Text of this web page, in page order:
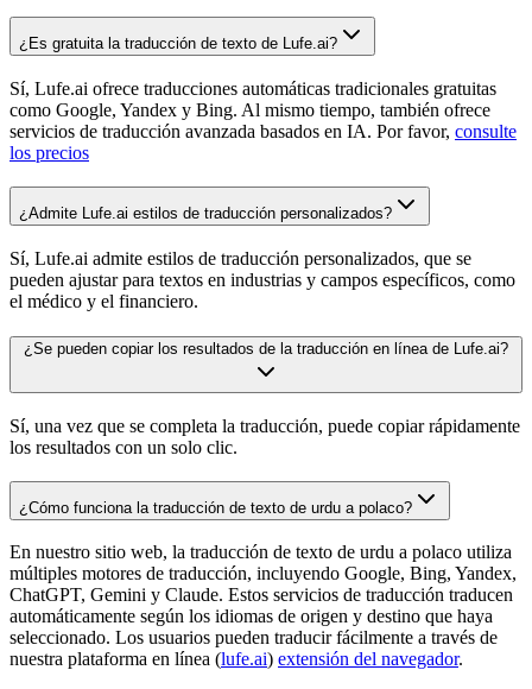
¿Es gratuita la traducción de texto de Lufe.ai?
Sí, Lufe.ai ofrece traducciones automáticas tradicionales gratuitas
como Google, Yandex y Bing. Al mismo tiempo, también ofrece
servicios de traducción avanzada basados en IA. Por favor, consulte
los precios
¿Admite Lufe.ai estilos de traducción personalizados?
Sí, Lufe.ai admite estilos de traducción personalizados, que se
pueden ajustar para textos en industrias y campos específicos, como
el médico y el financiero.
¿Se pueden copiar los resultados de la traducción en línea de Lufe.ai?
Sí, una vez que se completa la traducción, puede copiar rápidamente
los resultados con un solo clic.
¿Cómo funciona la traducción de texto de urdu a polaco?
En nuestro sitio web, la traducción de texto de urdu a polaco utiliza
múltiples motores de traducción, incluyendo Google, Bing, Yandex,
ChatGPT, Gemini y Claude. Estos servicios de traducción traducen
automáticamente según los idiomas de origen y destino que haya
seleccionado. Los usuarios pueden traducir fácilmente a través de
nuestra plataforma en línea (lufe.ai) extensión del navegador.